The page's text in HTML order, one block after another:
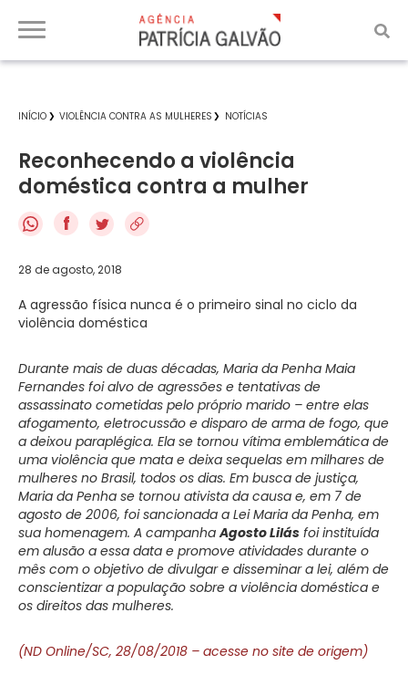
INÍCIO VIOLÊNCIA CONTRA AS MULHERES NOTÍCIAS
Reconhecendo a violência
doméstica contra a mulher
f
28 de agosto, 2018
A agressão física nunca é o primeiro sinal no ciclo da
violência doméstica
Durante mais de duas décadas, Maria da Penha Maia
Fernandes foi alvo de agressões e tentativas de
assassinato cometidas pelo próprio marido – entre elas
afogamento, eletrocussão e disparo de arma de fogo, que
a deixou paraplégica. Ela se tornou vítima emblemática de
uma violência que mata e deixa sequelas em milhares de
mulheres no Brasil, todos os dias. Em busca de justiça,
Maria da Penha se tornou ativista da causa e, em 7 de
agosto de 2006, foi sancionada a Lei Maria da Penha, em
sua homenagem. A campanhaAgosto Lilás foi instituída
em alusão a essa data e promove atividades durante o
mês com o objetivo de divulgar e disseminar a lei, além de
conscientizar a população sobre a violência doméstica e
os direitos das mulheres.
(ND Online/SC, 28/08/2018 – acesse no site de origem)